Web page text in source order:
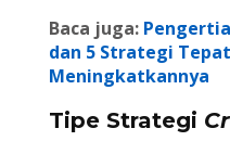
Baca juga:
dan 5 Strategi
Meningkatkannya
Tipe Strategi